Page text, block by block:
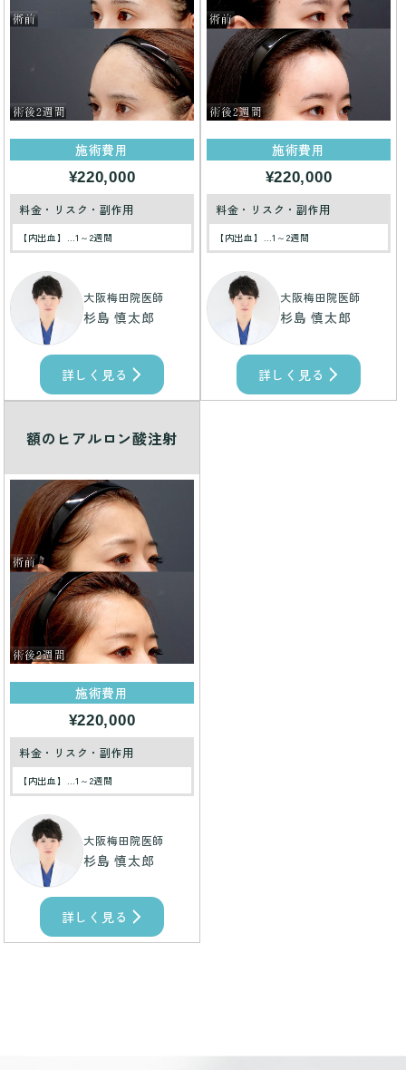
施術費用
¥220,000
料金・リスク・副作用
【内出血】…1～2週間
大阪梅田院医師
杉島 慎太郎
詳しく見る
施術費用
¥220,000
料金・リスク・副作用
【内出血】…1～2週間
大阪梅田院医師
杉島 慎太郎
詳しく見る
額のヒアルロン酸注射
施術費用
¥220,000
料金・リスク・副作用
【内出血】…1～2週間
大阪梅田院医師
杉島 慎太郎
詳しく見る